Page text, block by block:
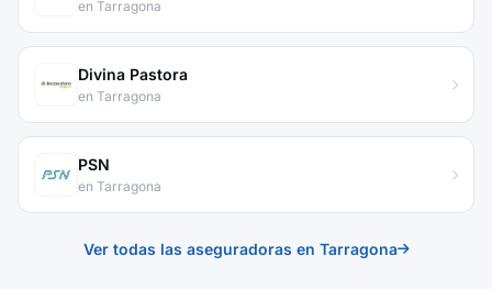
en Tarragona
Divina Pastora
en Tarragona
PSN
en Tarragona
Ver todas las aseguradoras en Tarragona